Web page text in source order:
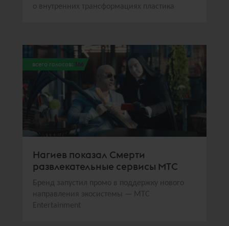
о внутренних трансформациях пластика
всего голосов: 386
Нагиев показал Смерти
развлекательные сервисы МТС
Бренд запустил промо в поддержку нового
направления экосистемы — МТС
Entertainment